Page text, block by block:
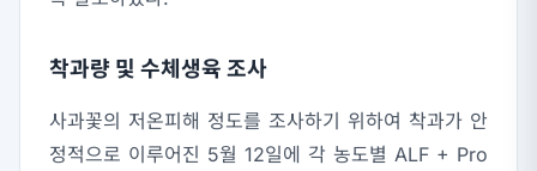
착과량 및 수체생육 조사
사과꽃의 저온피해 정도를 조사하기 위하여 착과가 안
정적으로 이루어진 5월 12일에 각 농도별 ALF + Pro